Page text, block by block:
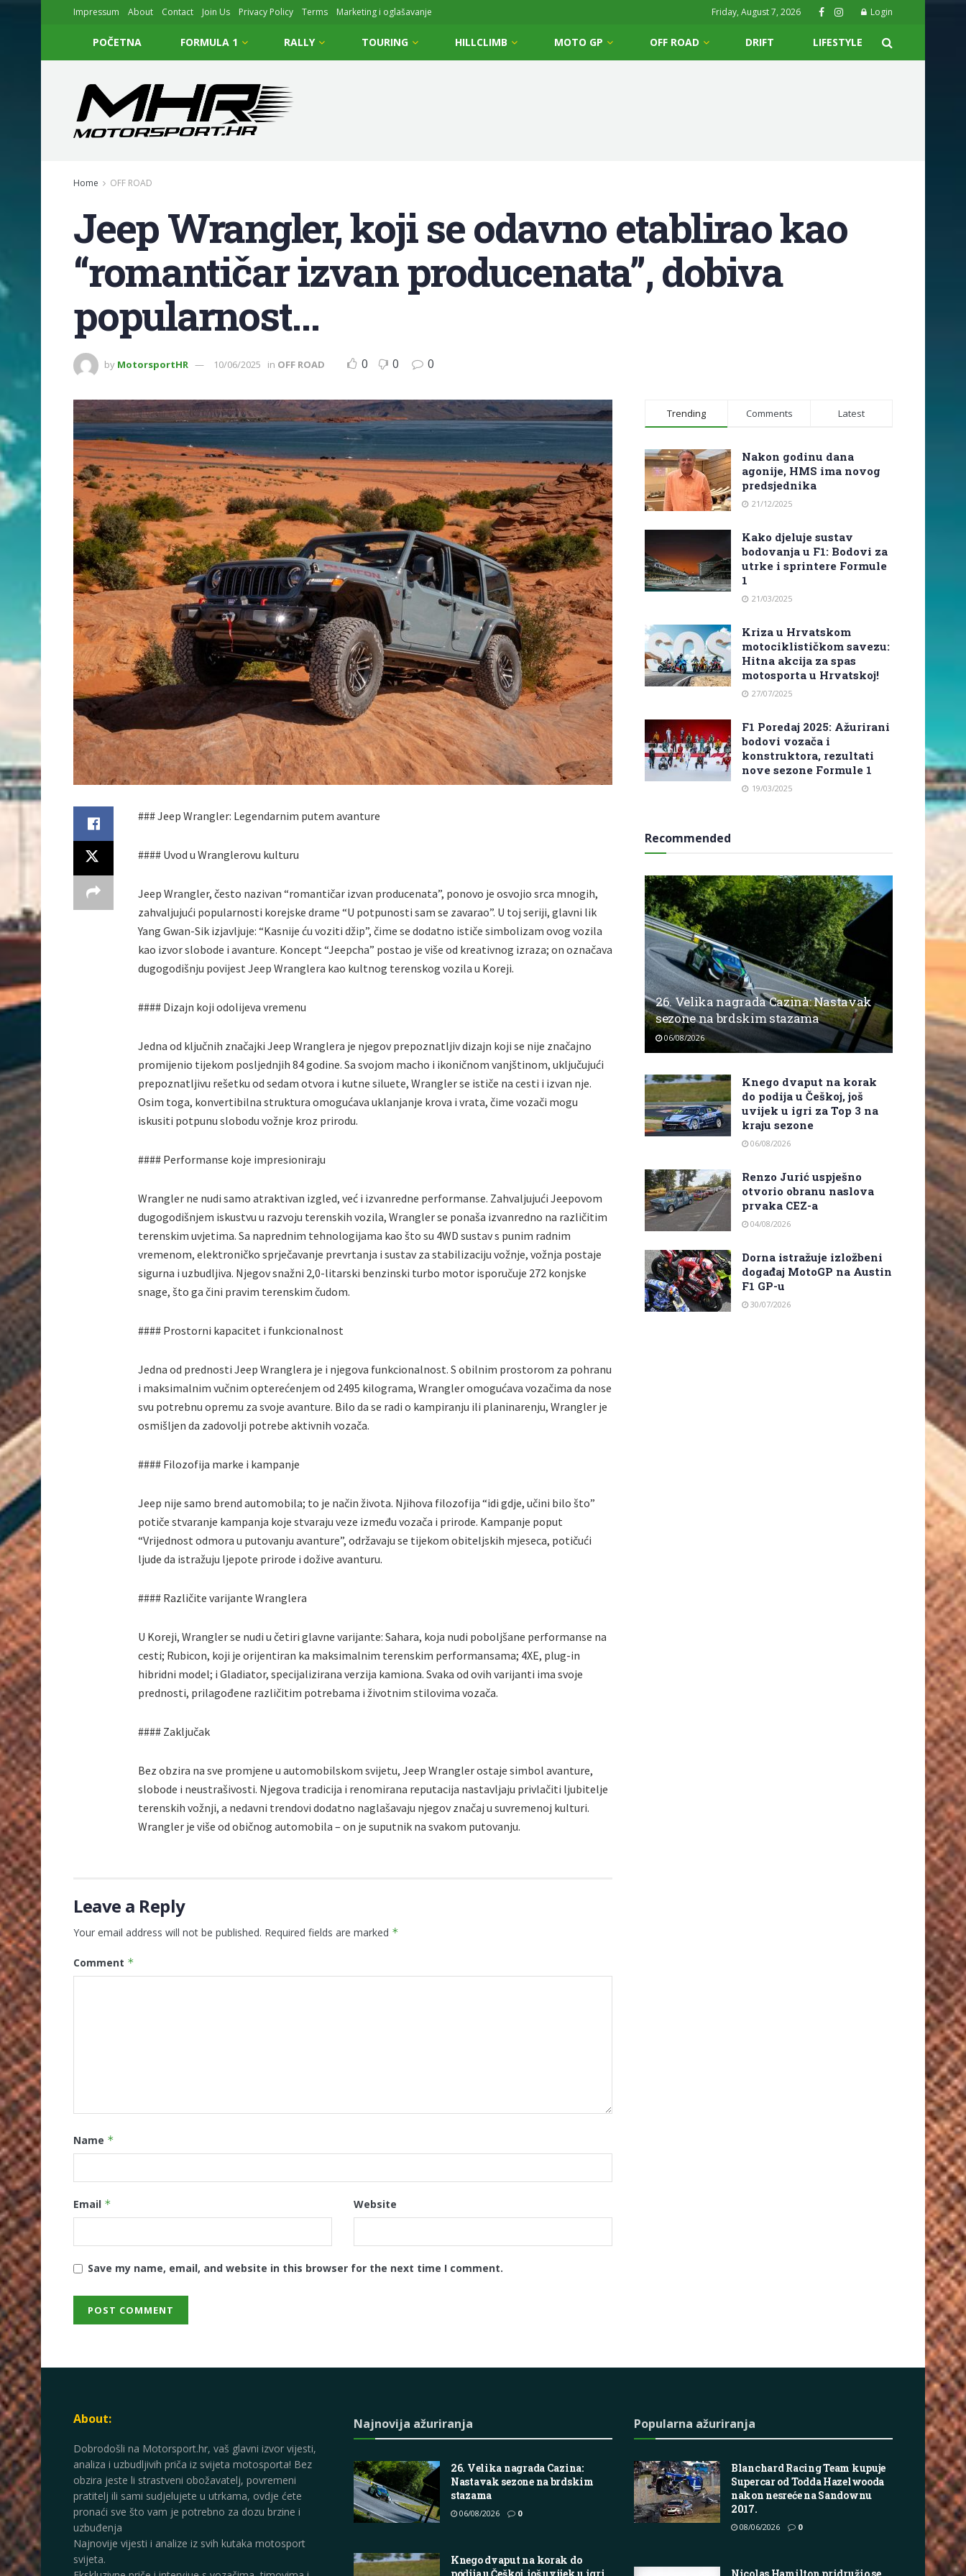
Impressum About Contact Join Us Privacy Policy Terms Marketing i oglašavanje Friday, August 7, 2026 Login
POČETNA FORMULA 1 RALLY TOURING HILLCLIMB MOTO GP OFF ROAD DRIFT LIFESTYLE
Home OFF ROAD
Jeep Wrangler, koji se odavno etablirao kao
“romantičar izvan producenata”, dobiva
popularnost…
by MotorsportHR 10/06/2025 in OFF ROAD 0 0 0
### Jeep Wrangler: Legendarnim putem avanture
#### Uvod u Wranglerovu kulturu
Jeep Wrangler, često nazivan “romantičar izvan producenata”, ponovo je osvojio srca mnogih,
zahvaljujući popularnosti korejske drame “U potpunosti sam se zavarao”. U toj seriji, glavni lik
Yang Gwan-Sik izjavljuje: “Kasnije ću voziti džip”, čime se dodatno ističe simbolizam ovog vozila
kao izvor slobode i avanture. Koncept “Jeepcha” postao je više od kreativnog izraza; on označava
dugogodišnju povijest Jeep Wranglera kao kultnog terenskog vozila u Koreji.
#### Dizajn koji odolijeva vremenu
Jedna od ključnih značajki Jeep Wranglera je njegov prepoznatljiv dizajn koji se nije značajno
promijenio tijekom posljednjih 84 godine. Sa svojom macho i ikoničnom vanjštinom, uključujući
prepoznatljivu rešetku od sedam otvora i kutne siluete, Wrangler se ističe na cesti i izvan nje.
Osim toga, konvertibilna struktura omogućava uklanjanje krova i vrata, čime vozači mogu
iskusiti potpunu slobodu vožnje kroz prirodu.
#### Performanse koje impresioniraju
Wrangler ne nudi samo atraktivan izgled, već i izvanredne performanse. Zahvaljujući Jeepovom
dugogodišnjem iskustvu u razvoju terenskih vozila, Wrangler se ponaša izvanredno na različitim
terenskim uvjetima. Sa naprednim tehnologijama kao što su 4WD sustav s punim radnim
vremenom, elektroničko sprječavanje prevrtanja i sustav za stabilizaciju vožnje, vožnja postaje
sigurna i uzbudljiva. Njegov snažni 2,0-litarski benzinski turbo motor isporučuje 272 konjske
snage, što ga čini pravim terenskim čudom.
#### Prostorni kapacitet i funkcionalnost
Jedna od prednosti Jeep Wranglera je i njegova funkcionalnost. S obilnim prostorom za pohranu
i maksimalnim vučnim opterećenjem od 2495 kilograma, Wrangler omogućava vozačima da nose
svu potrebnu opremu za svoje avanture. Bilo da se radi o kampiranju ili planinarenju, Wrangler je
osmišljen da zadovolji potrebe aktivnih vozača.
#### Filozofija marke i kampanje
Jeep nije samo brend automobila; to je način života. Njihova filozofija “idi gdje, učini bilo što”
potiče stvaranje kampanja koje stvaraju veze između vozača i prirode. Kampanje poput
“Vrijednost odmora u putovanju avanture”, održavaju se tijekom obiteljskih mjeseca, potičući
ljude da istražuju ljepote prirode i dožive avanturu.
#### Različite varijante Wranglera
U Koreji, Wrangler se nudi u četiri glavne varijante: Sahara, koja nudi poboljšane performanse na
cesti; Rubicon, koji je orijentiran ka maksimalnim terenskim performansama; 4XE, plug-in
hibridni model; i Gladiator, specijalizirana verzija kamiona. Svaka od ovih varijanti ima svoje
prednosti, prilagođene različitim potrebama i životnim stilovima vozača.
#### Zaključak
Bez obzira na sve promjene u automobilskom svijetu, Jeep Wrangler ostaje simbol avanture,
slobode i neustrašivosti. Njegova tradicija i renomirana reputacija nastavljaju privlačiti ljubitelje
terenskih vožnji, a nedavni trendovi dodatno naglašavaju njegov značaj u suvremenoj kulturi.
Wrangler je više od običnog automobila – on je suputnik na svakom putovanju.
Leave a Reply
Your email address will not be published. Required fields are marked *
Comment *
Name *
Email * Website
Save my name, email, and website in this browser for the next time I comment.
Trending Comments Latest
Nakon godinu dana
agonije, HMS ima novog
predsjednika
21/12/2025
Kako djeluje sustav
bodovanja u F1: Bodovi za
utrke i sprintere Formule
1
21/03/2025
Kriza u Hrvatskom
motociklističkom savezu:
Hitna akcija za spas
motosporta u Hrvatskoj!
27/07/2025
F1 Poredaj 2025: Ažurirani
bodovi vozača i
konstruktora, rezultati
nove sezone Formule 1
19/03/2025
Recommended
26. Velika nagrada Cazina: Nastavak
sezone na brdskim stazama
06/08/2026
Knego dvaput na korak
do podija u Češkoj, još
uvijek u igri za Top 3 na
kraju sezone
06/08/2026
Renzo Jurić uspješno
otvorio obranu naslova
prvaka CEZ-a
04/08/2026
Dorna istražuje izložbeni
događaj MotoGP na Austin
F1 GP-u
30/07/2026
About:
Dobrodošli na Motorsport.hr, vaš glavni izvor vijesti,
analiza i uzbudljivih priča iz svijeta motosporta! Bez
obzira jeste li strastveni obožavatelj, povremeni
pratitelj ili sami sudjelujete u utrkama, ovdje ćete
pronaći sve što vam je potrebno za dozu brzine i
uzbuđenja
Najnovije vijesti i analize iz svih kutaka motosport
svijeta.
Najnovija ažuriranja
26. Velika nagrada Cazina:
Nastavak sezone na brdskim
stazama
06/08/2026 0
Knego dvaput na korak do
Popularna ažuriranja
Blanchard Racing Team kupuje
Supercar od Todda Hazelwooda
nakon nesreće na Sandownu
2017.
08/06/2026 0